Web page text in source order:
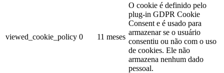
viewed_cookie_policy 0 11 meses
O cookie é definido pelo
plug-in GDPR Cookie
Consent e é usado para
armazenar se o usuário
consentiu ou não com o uso
de cookies. Ele não
armazena nenhum dado
pessoal.